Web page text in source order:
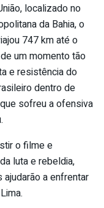
localizado no
da Bahia, o
747 km até o
um momento tão
e resistência do
dentro de
sofreu a ofensiva
o filme e
luta e rebeldia,
a enfrentar